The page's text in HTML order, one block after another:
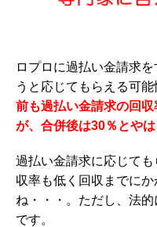
ロプロに過払い金請求
うと応じてもらえる可
前も過払い金請求の回
が、合併後は30％とや
過払い金請求に応じて
収率も低く回収までに
ね・・・。ただし、法
です。